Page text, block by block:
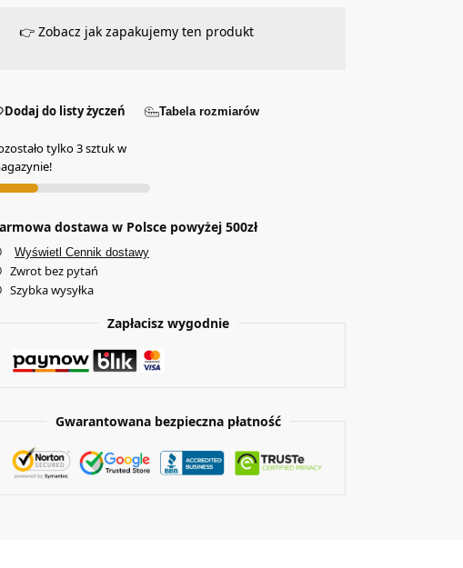
👉 Zobacz jak zapakujemy ten produkt
Dodaj do listy życzeń Tabela rozmiarów
tylko 3 sztuk w
dostawa w Polsce powyżej 500zł
Wyświetl Cennik dostawy
Zwrot bez pytań
Szybka wysyłka
Zapłacisz wygodnie
Gwarantowana bezpieczna płatność